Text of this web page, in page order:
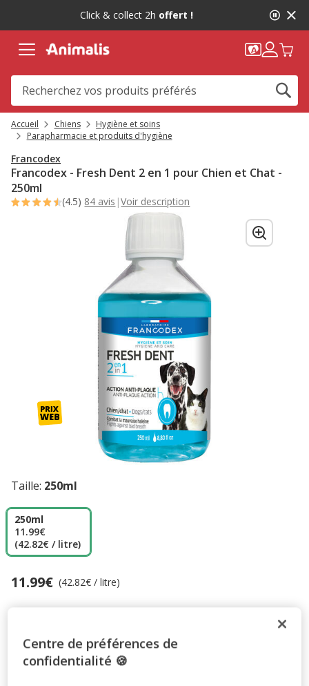
message,
Click & collect 2h offert !
Accueil Chiens
Hygiène et soins
Parapharmacie et produits d'hygiène
Francodex
Francodex - Fresh Dent 2 en 1 pour Chien et Chat -
250ml
(4.5) 84 avis |Voir description
Taille: 250ml
250ml
11.99€
(42.82€ / litre)
-10% sur votre première commande* avec votre Carte
Animalis. Offre non cumulable aux autres promotions en
Prix 11.99€, 42.82 EUR par litre
11.99€ (42.82€ / litre)
Centre de préférences de
confidentialité 🍪